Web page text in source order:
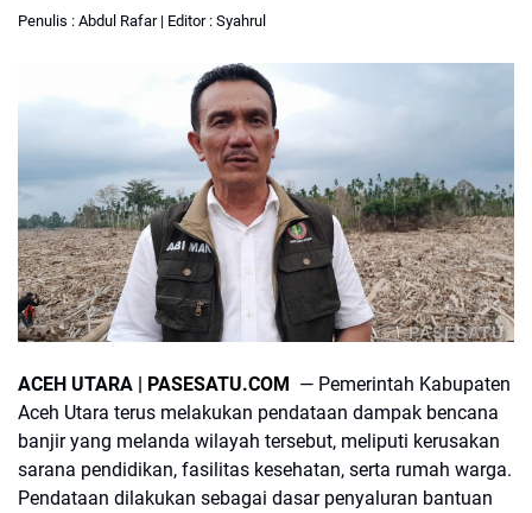
Penulis : Abdul Rafar | Editor : Syahrul
PASESATU
ACEH UTARA | PASESATU.COM — Pemerintah Kabupaten
Aceh Utara terus melakukan pendataan dampak bencana
banjir yang melanda wilayah tersebut, meliputi kerusakan
sarana pendidikan, fasilitas kesehatan, serta rumah warga.
Pendataan dilakukan sebagai dasar penyaluran bantuan